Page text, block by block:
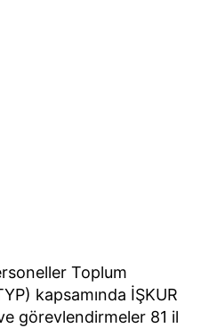
Toplum
kapsamında İŞKUR
görevlendirmeler 81 il